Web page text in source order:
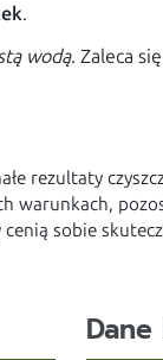
.
wodą. Zaleca
rezultaty
warunkach,
sobie